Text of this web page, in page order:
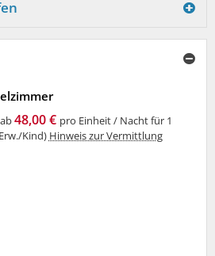
48,00 € pro Einheit / Nacht für 1
Kind) Hinweis zur Vermittlung